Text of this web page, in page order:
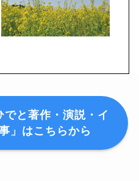
でと著作・演説・イ
」はこちらから